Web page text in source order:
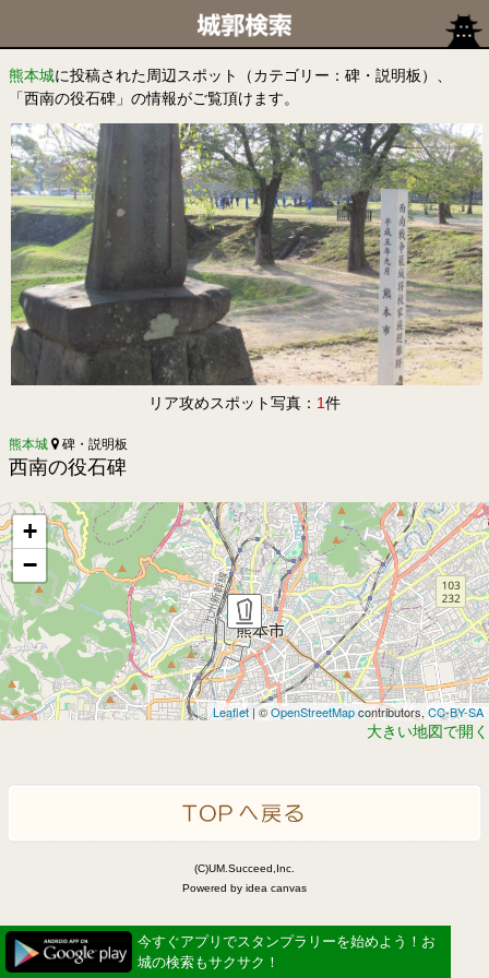
熊本城に投稿された周辺スポット（カテゴリー：碑・説明板）、
「西南の役石碑」の情報がご覧頂けます。
リア攻めスポット写真： 1件
熊本城 碑・説明板
西南の役石碑
+
−
Leaflet| ©OpenStreetMapcontributors, CC-BY-SA
大きい地図で開く
(C)UM.Succeed,Inc.
Powered by idea canvas
今すぐアプリでスタンプラリーを始めよう！お
城の検索もサクサク！